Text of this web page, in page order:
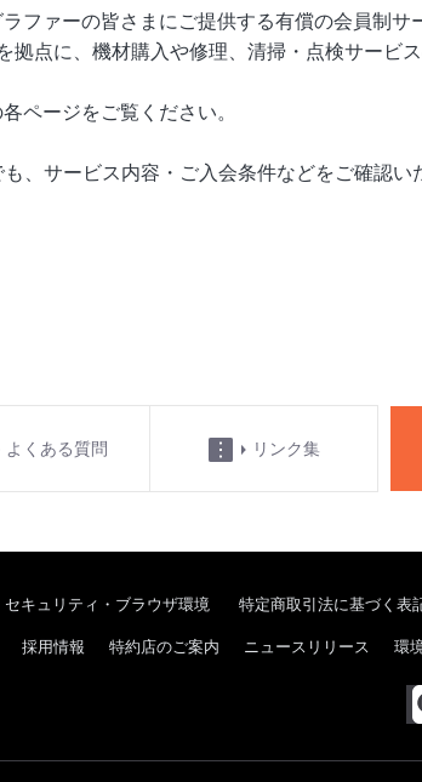
ファーの皆さまにご提供する有償の会員制サ
点に、機材購入や修理、清掃・点検サービ
ページをご覧ください。
、サービス内容・ご入会条件などをご確認い
よくある質問 リンク集
セキュリティ・ブラウザ環境 特定商取引法に基づく表
採用情報 特約店のご案内 ニュースリリース 環